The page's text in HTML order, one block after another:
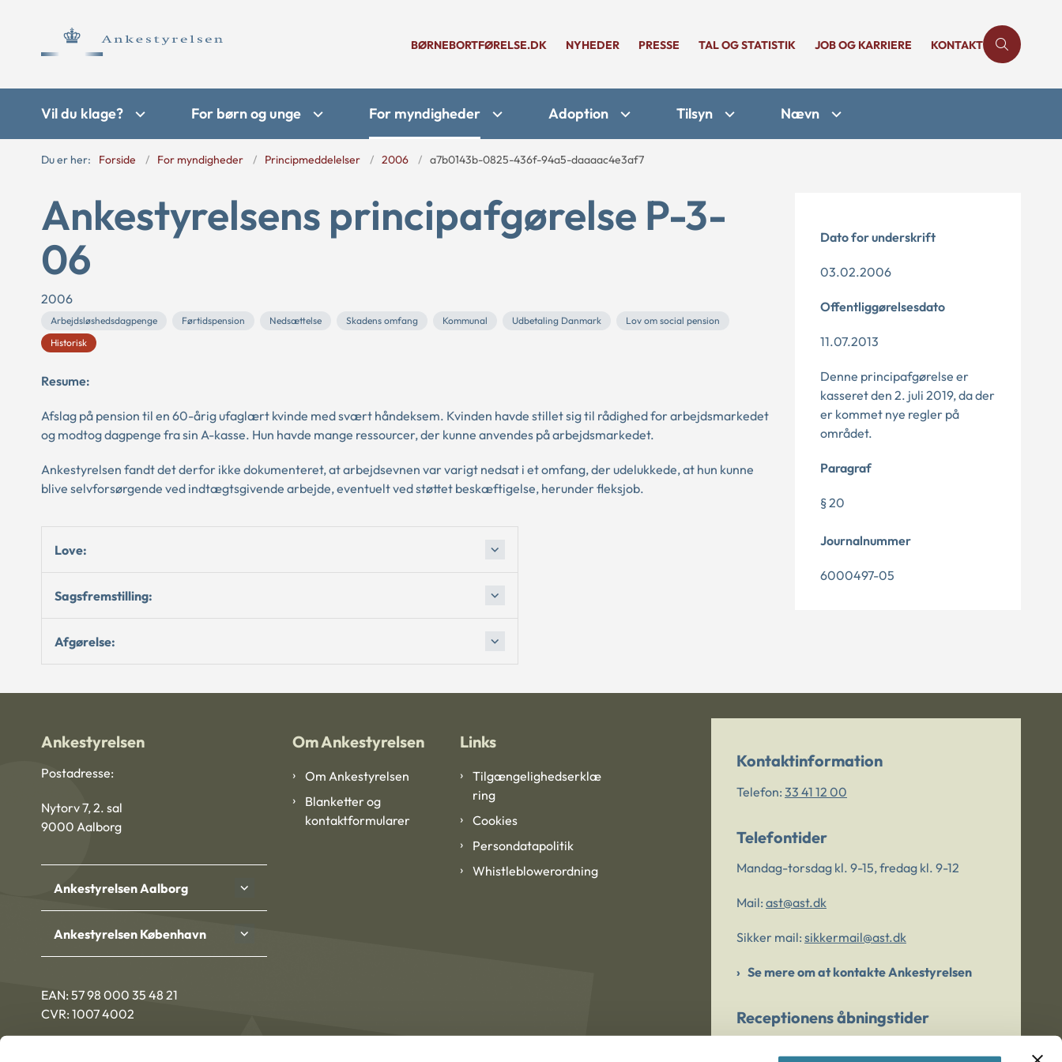
BØRNEBORTFØRELSE.DK NYHEDER PRESSE TAL OG STATISTIK JOB OG KARRIERE KONTAKT
Vil du klage? For børn og unge For myndigheder Adoption Tilsyn Nævn
Du er her: Forside For myndigheder Principmeddelelser 2006 a7b0143b-0825-436f-94a5-daaaac4e3af7
Ankestyrelsens principafgørelse P-3-
06
2006
Arbejdsløshedsdagpenge Førtidspension Nedsættelse Skadens omfang Kommunal Udbetaling Danmark
Lov om social pension
Historisk
Resume:
Afslag på pension til en 60-årig ufaglært kvinde med svært håndeksem. Kvinden havde stillet sig til rådighed for arbejdsmarkedet
og modtog dagpenge fra sin A-kasse. Hun havde mange ressourcer, der kunne anvendes på arbejdsmarkedet.
Ankestyrelsen fandt det derfor ikke dokumenteret, at arbejdsevnen var varigt nedsat i et omfang, der udelukkede, at hun kunne
blive selvforsørgende ved indtægtsgivende arbejde, eventuelt ved støttet beskæftigelse, herunder fleksjob.
Love:
Sagsfremstilling:
Afgørelse:
Dato for underskrift
03.02.2006
Offentliggørelsesdato
11.07.2013
Denne principafgørelse er
kasseret den 2. juli 2019, da der
er kommet nye regler på
området.
Paragraf
§ 20
Journalnummer
6000497-05
Ankestyrelsen
Postadresse:
Nytorv 7, 2. sal
9000 Aalborg
Ankestyrelsen Aalborg
Ankestyrelsen København
EAN: 57 98 000 35 48 21
CVR: 1007 4002
Om Ankestyrelsen
Om Ankestyrelsen
Blanketter og
kontaktformularer
Links
Tilgængelighedserklæ
ring
Cookies
Persondatapolitik
Whistleblowerordning
Kontaktinformation
Telefon: 33 41 12 00
Telefontider
Mandag-torsdag kl. 9-15, fredag kl. 9-12
Mail: ast@ast.dk
Sikker mail: sikkermail@ast.dk
Se mere om at kontakte Ankestyrelsen
Receptionens åbningstider